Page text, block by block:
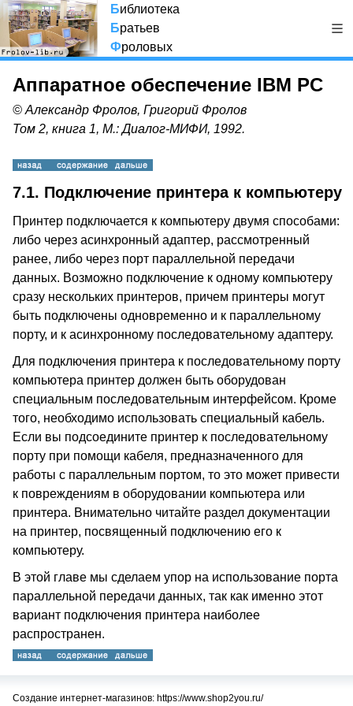
Библиотека
Братьев
Фроловых
Аппаратное обеспечение IBM PC
© Александр Фролов, Григорий Фролов
Том 2, книга 1, М.: Диалог-МИФИ, 1992.
7.1. Подключение принтера к компьютеру
Принтер подключается к компьютеру двумя способами:
либо через асинхронный адаптер, рассмотренный
ранее, либо через порт параллельной передачи
данных. Возможно подключение к одному компьютеру
сразу нескольких принтеров, причем принтеры могут
быть подключены одновременно и к параллельному
порту, и к асинхронному последовательному адаптеру.
Для подключения принтера к последовательному порту
компьютера принтер должен быть оборудован
специальным последовательным интерфейсом. Кроме
того, необходимо использовать специальный кабель.
Если вы подсоедините принтер к последовательному
порту при помощи кабеля, предназначенного для
работы с параллельным портом, то это может привести
к повреждениям в оборудовании компьютера или
принтера. Внимательно читайте раздел документации
на принтер, посвященный подключению его к
компьютеру.
В этой главе мы сделаем упор на использование порта
параллельной передачи данных, так как именно этот
вариант подключения принтера наиболее
распространен.
Создание интернет-магазинов: https://www.shop2you.ru/